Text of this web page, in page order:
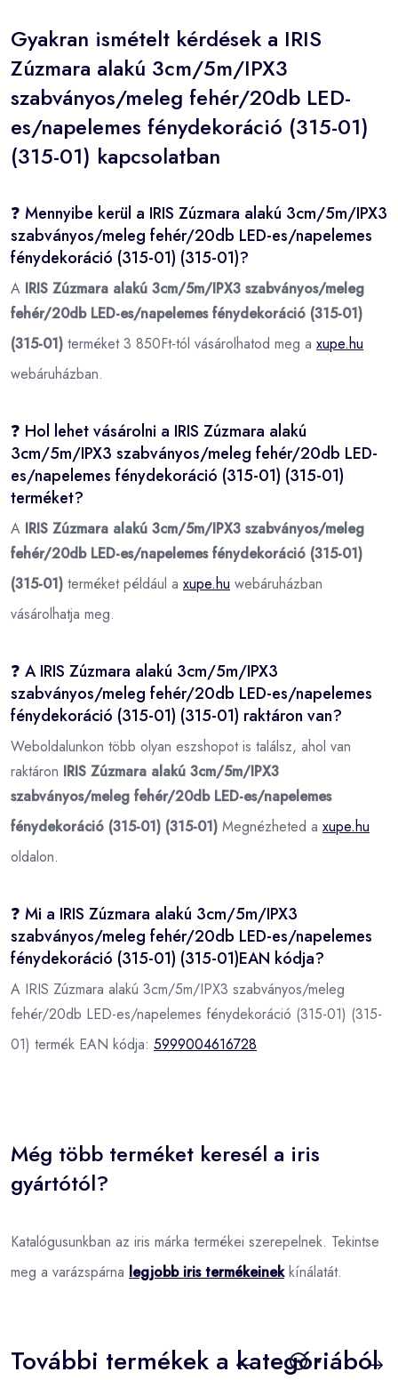
Gyakran ismételt kérdések a IRIS
Zúzmara alakú 3cm/5m/IPX3
szabványos/meleg fehér/20db LED-
es/napelemes fénydekoráció (315-01)
(315-01) kapcsolatban
❓ Mennyibe kerül a IRIS Zúzmara alakú 3cm/5m/IPX3
szabványos/meleg fehér/20db LED-es/napelemes
fénydekoráció (315-01) (315-01)?
A IRIS Zúzmara alakú 3cm/5m/IPX3 szabványos/meleg
fehér/20db LED-es/napelemes fénydekoráció (315-01)
(315-01) terméket 3 850Ft-tól vásárolhatod meg a xupe.hu
webáruházban.
❓ Hol lehet vásárolni a IRIS Zúzmara alakú
3cm/5m/IPX3 szabványos/meleg fehér/20db LED-
es/napelemes fénydekoráció (315-01) (315-01)
terméket?
A IRIS Zúzmara alakú 3cm/5m/IPX3 szabványos/meleg
fehér/20db LED-es/napelemes fénydekoráció (315-01)
(315-01) terméket például a xupe.hu webáruházban
vásárolhatja meg.
❓ A IRIS Zúzmara alakú 3cm/5m/IPX3
szabványos/meleg fehér/20db LED-es/napelemes
fénydekoráció (315-01) (315-01) raktáron van?
Weboldalunkon több olyan eszshopot is találsz, ahol van
raktáron IRIS Zúzmara alakú 3cm/5m/IPX3
szabványos/meleg fehér/20db LED-es/napelemes
fénydekoráció (315-01) (315-01) Megnézheted a xupe.hu
oldalon.
❓ Mi a IRIS Zúzmara alakú 3cm/5m/IPX3
szabványos/meleg fehér/20db LED-es/napelemes
fénydekoráció (315-01) (315-01)EAN kódja?
A IRIS Zúzmara alakú 3cm/5m/IPX3 szabványos/meleg
fehér/20db LED-es/napelemes fénydekoráció (315-01) (315-
01) termék EAN kódja: 5999004616728
Még több terméket keresél a iris
gyártótól?
Katalógusunkban az iris márka termékei szerepelnek. Tekintse
meg a varázspárna legjobb iris termékeinekkínálatát.
További termékek a kategóriából